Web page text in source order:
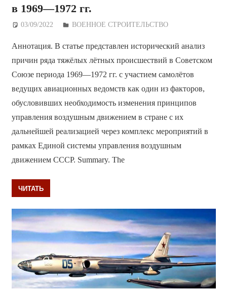
в 1969—1972 гг.
03/09/2022 Дежурный по Редакции
ВОЕННОЕ СТРОИТЕЛЬСТВО
Аннотация. В статье представлен исторический анализ
причин ряда тяжёлых лётных происшествий в Советском
Союзе периода 1969—1972 гг. с участием самолётов
ведущих авиационных ведомств как один из факторов,
обусловивших необходимость изменения принципов
управления воздушным движением в стране с их
дальнейшей реализацией через комплекс мероприятий в
рамках Единой системы управления воздушным
движением СССР. Summary. The
ЧИТАТЬ